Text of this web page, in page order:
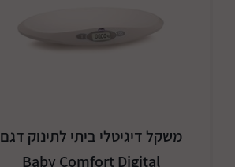
משקל דיגיטלי ביתי לתינוק דגם
Baby Comfort Digital